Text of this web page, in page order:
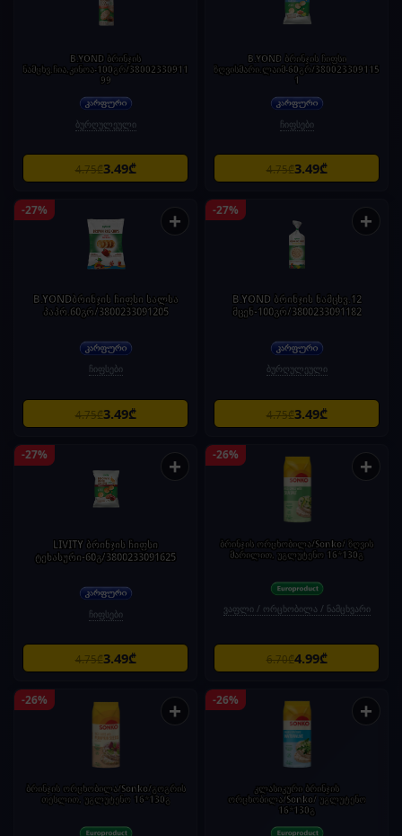
B.YOND ბრინჯის
ნამცხვ.ჩია,კინოა-100გრ/38002330911
99
ბურღულეული
4.75₾3.49₾
B.YOND ბრინჯის ჩიფსი
ზღვისმარი.ლაიმ-60გრ/380023309115
1
ჩიფსები
4.75₾3.49₾
-27% +
B.YONDბრინჯის ჩიფსი სალსა
პაპრ.60გრ/3800233091205
ჩიფსები
4.75₾3.49₾
-27% +
B.YOND ბრინჯის ნამცხვ.12
მცენ-100გრ/3800233091182
ბურღულეული
4.75₾3.49₾
-27% +
LIVITY ბრინჯის ჩიფსი
ტეხასური-60გ/3800233091625
ჩიფსები
4.75₾3.49₾
-26% +
ბრინჯის ორცხობილა/Sonko/ ზღვის
მარილით, უგლუტენო 16*130გ
ვაფლი / ორცხობილა / ნამცხვარი
6.70₾4.99₾
-26% +
ბრინჯის ორცხობილა/Sonko/გოგრის
თესლით, უგლუტენო 16*130გ
-26% +
კლასიკური ბრინჯის
ორცხობილა/Sonko/ უგლუტენო
16*130გ